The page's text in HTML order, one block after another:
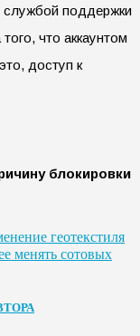
службой поддержки
что аккаунтом
доступ к
блокировки
геотекстиля
менять сотовых